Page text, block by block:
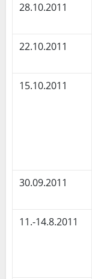
28.10.2011
22.10.2011
15.10.2011
30.09.2011
11.-14.8.2011